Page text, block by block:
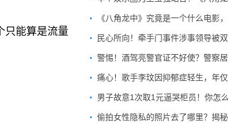
只能算是流量
警惕！酒驾亮警官证不好使？警察居
痛心！歌手李玟因抑郁症轻生，年仅
男子故意1次取1元逼哭柜员！你怎么